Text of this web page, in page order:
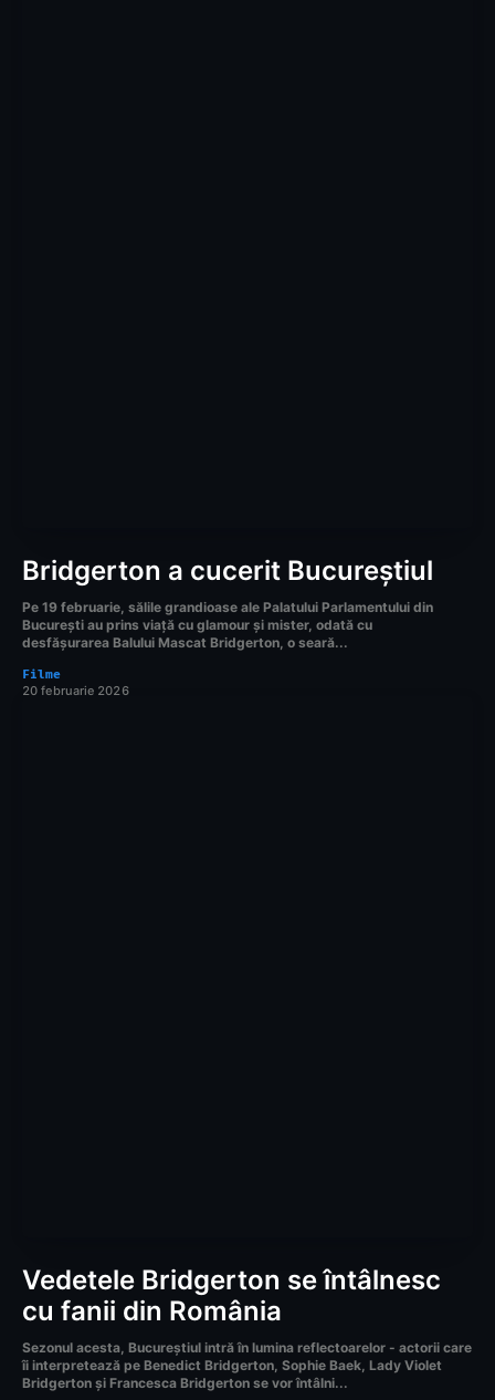
Bridgerton a cucerit Bucureștiul
Pe 19 februarie, sălile grandioase ale Palatului Parlamentului din
București au prins viață cu glamour și mister, odată cu
desfășurarea Balului Mascat Bridgerton, o seară...
Filme
20 februarie 2026
Vedetele Bridgerton se întâlnesc
cu fanii din România
Sezonul acesta, Bucureștiul intră în lumina reflectoarelor - actorii care
îi interpretează pe Benedict Bridgerton, Sophie Baek, Lady Violet
Bridgerton și Francesca Bridgerton se vor întâlni...